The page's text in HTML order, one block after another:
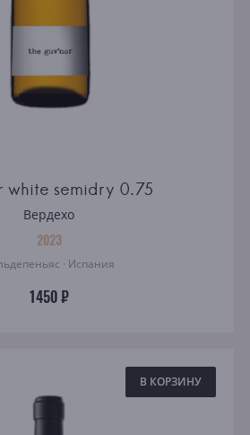
white semidry 0.75
Вердехо
2023
· Испания
1450 ₽
В КОРЗИНУ